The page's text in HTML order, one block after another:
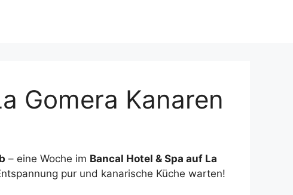
Gomera Kanaren
– eine Woche im Bancal Hotel & Spa auf La
pur und kanarische Küche warten!